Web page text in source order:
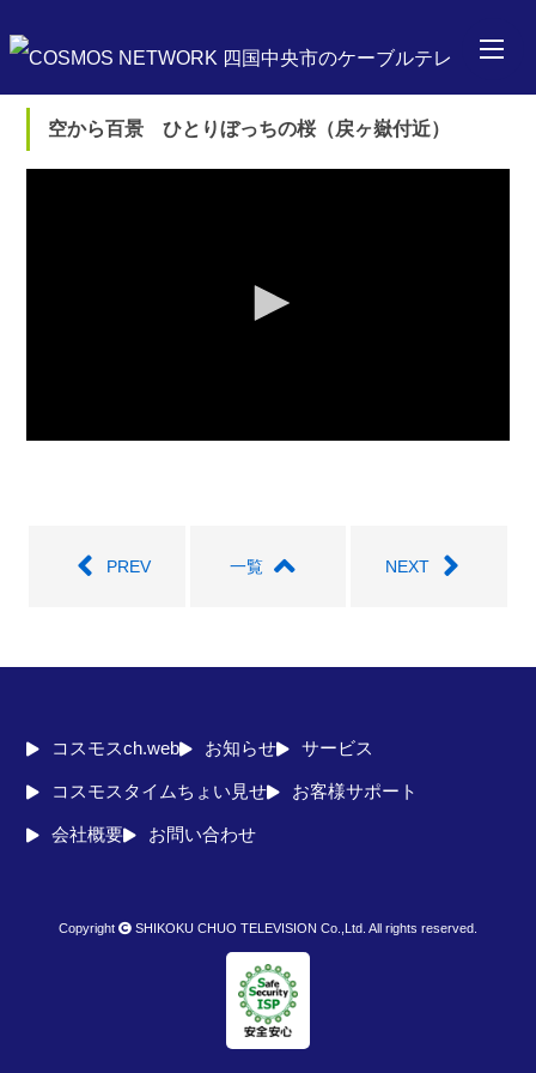
空から百景 ひとりぼっちの桜（戻ヶ嶽付近）
PREV 一覧 NEXT
コスモスch.web お知らせ サービス
コスモスタイムちょい見せ お客様サポート
会社概要 お問い合わせ
Copyright SHIKOKU CHUO TELEVISION Co.,Ltd. All rights reserved.